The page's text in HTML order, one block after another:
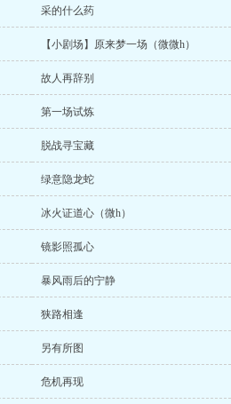
采的什么药
【小剧场】原来梦一场（微微h）
故人再辞别
第一场试炼
脱战寻宝藏
绿意隐龙蛇
冰火证道心（微h）
镜影照孤心
暴风雨后的宁静
狭路相逢
另有所图
危机再现